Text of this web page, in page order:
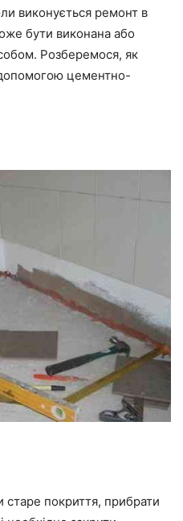
виконується ремонт в
бути виконана або
Розберемося, як
цементно-
старе покриття, прибрати